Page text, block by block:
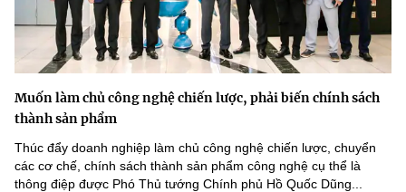
Muốn làm chủ công nghệ chiến lược, phải biến chính sách
thành sản phẩm
Thúc đẩy doanh nghiệp làm chủ công nghệ chiến lược, chuyển
các cơ chế, chính sách thành sản phẩm công nghệ cụ thể là
thông điệp được Phó Thủ tướng Chính phủ Hồ Quốc Dũng...